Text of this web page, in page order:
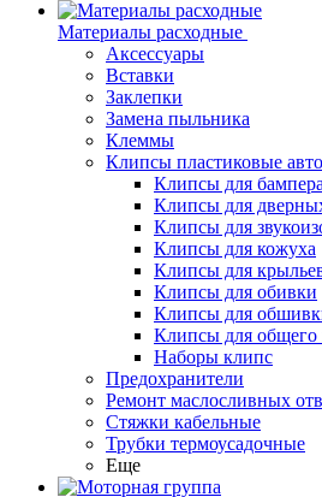
Материалы расходные
Аксессуары
Вставки
Заклепки
Замена пыльника
Клеммы
Клипсы пластиковые
Клипсы для бампера
Клипсы для
Клипсы для
Клипсы для кожуха
Клипсы для
Клипсы для обивки
Клипсы для
Клипсы для общего
Наборы клипс
Предохранители
Ремонт маслосливных
Стяжки кабельные
Трубки термоусадочные
Еще